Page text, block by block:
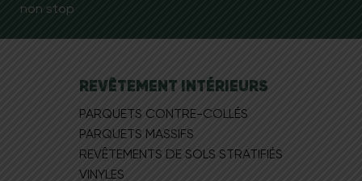
non stop
REVÊTEMENT INTÉRIEURS
PARQUETS CONTRE-COLLÉS
PARQUETS MASSIFS
REVÊTEMENTS DE SOLS STRATIFIÉS
VINYLES